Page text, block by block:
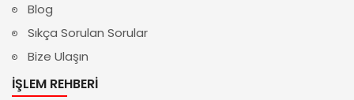
Blog
Sıkça Sorulan Sorular
Bize Ulaşın
İŞLEM REHBERI